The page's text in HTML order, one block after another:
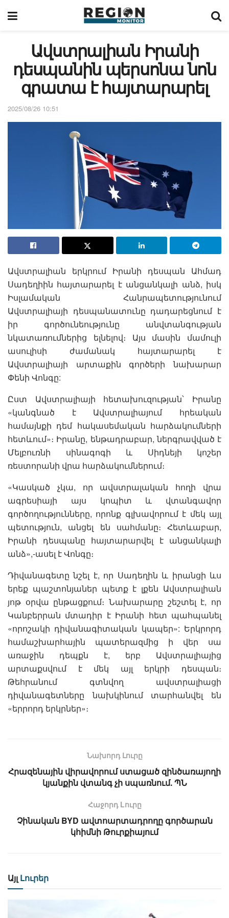
Ավստրալիան Իրանի
դեսպանին պերսոնա նոն
գրատա է հայտարարել
2025/08/26 10:51
Ավստրալիան երկրում Իրանի դեսպան Ահմադ
Սադեղիին հայտարարել է անցանկալի անձ, իսկ
Իսլամական Հանրապետությունում
Ավստրալիայի դեսպանատունը դադարեցնում է
իր գործունեությունը անվտանգության
նկատառումներից ելնելով։ Այս մասին մամուլի
ասուլիսի ժամանակ հայտարարել է
Ավստրալիայի արտաքին գործերի նախարար
Փենի Վոնգը:
Ըստ Ավստրալիայի հետախուզության՝ Իրանը
«կանգնած է Ավստրալիայում հրեական
համայնքի դեմ հակասեմական հարձակումների
հետևում»։ Իրանը, ենթադրաբար, ներգրավված է
Մելբուռնի սինագոգի և Սիդնեյի կոշեր
ռեստորանի վրա հարձակումներում։
«Կասկած չկա, որ ավստրալական հողի վրա
ագրեսիայի այս կոպիտ և վտանգավոր
գործողությունները, որոնք գլխավորում է մեկ այլ
պետություն, անցել են սահմանը։ Հետևաբար,
Իրանի դեսպանը հայտարարվել է անցանկալի
անձ»,-ասել է Վոնգը։
Դիվանագետը նշել է, որ Սադեղին և իրանցի ևս
երեք պաշտոնյաներ պետք է լքեն Ավստրալիան
յոթ օրվա ընթացքում։ Նախարարը շեշտել է, որ
Կանբերրան մտադիր է Իրանի հետ պահպանել
«որոշակի դիվանագիտական ​​կապեր»: Երկրորդ
համաշխարհային պատերազմից ի վեր սա
առաջին դեպքն է, երբ Ավստրալիայից
արտաքսվում է մեկ այլ երկրի դեսպան։
Թեհրանում գտնվող ավստրալիացի
դիվանագետները նախկինում տարհանվել են
«երրորդ երկրներ»։
Նախորդ Լուրը
Հրազենային վիրավորում ստացած զինծառայողի
կյանքին վտանգ չի սպառնում. ՊՆ
Հաջորդ Lուրը
Չինական BYD ավտոարտադրողը գործարան
կհիմնի Թուրքիայում
Այլ Լուրեր